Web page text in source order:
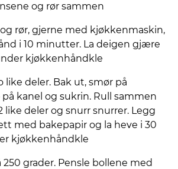
og rør sammen
rør, gjerne med kjøkkenmaskin,
i 10 minutter. La deigen gjære
kjøkkenhåndkle
like deler. Bak ut, smør på
kanel og sukrin. Rull sammen
like deler og snurr snurrer. Legg
med bakepapir og la heve i 30
kjøkkenhåndkle
grader. Pensle bollene med